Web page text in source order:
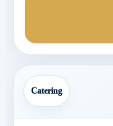
Catering